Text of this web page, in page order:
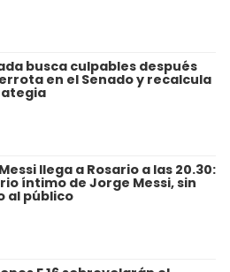
busca culpables después
en el Senado y recalcula
llega a Rosario a las 20.30:
íntimo de Jorge Messi, sin
al público